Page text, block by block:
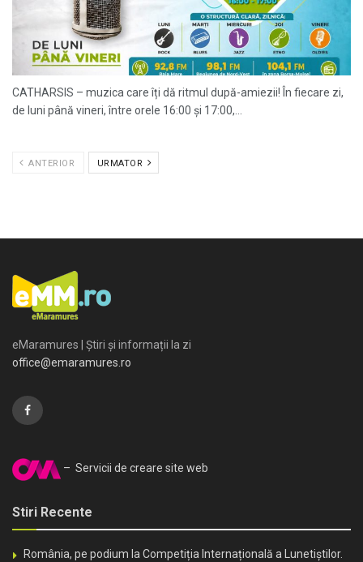
CATHARSIS – muzica care îți dă ritmul după-amiezii! În fiecare zi,
de luni până vineri, între orele 16:00 și 17:00,...
ANTERIOR URMATOR
eMaramures | Știri și informații la zi
office@emaramures.ro
– Servicii de creare site web
Stiri Recente
România, pe podium la Competiția Internațională a Lunetiștilor.